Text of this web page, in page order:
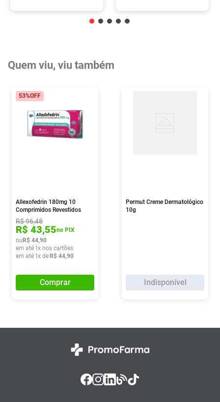
Quem viu, viu também
53%OFF
Allexofedrin 180mg 10
Comprimidos Revestidos
R$96,48
R$ 43,55no PIX
ou R$ 44,90
em até 1x nos cartões
em até 1x de R$ 44,90
Comprar
Permut Creme Dermatológico
10g
Indisponível